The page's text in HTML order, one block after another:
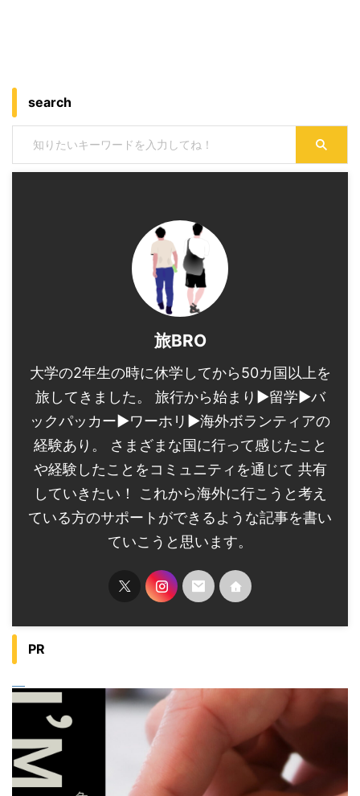
search
旅BRO
大学の2年生の時に休学してから50カ国以上を
旅してきました。 旅行から始まり▶︎留学▶︎バ
ックパッカー▶︎ワーホリ▶︎海外ボランティアの
経験あり。 さまざまな国に行って感じたこと
や経験したことをコミュニティを通じて 共有
していきたい！ これから海外に行こうと考え
ている方のサポートができるような記事を書い
ていこうと思います。
PR